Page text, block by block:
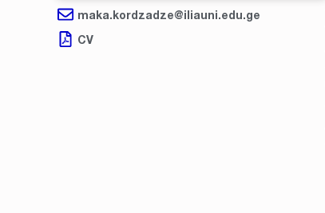
maka.kordzadze@iliauni.edu.ge
CV